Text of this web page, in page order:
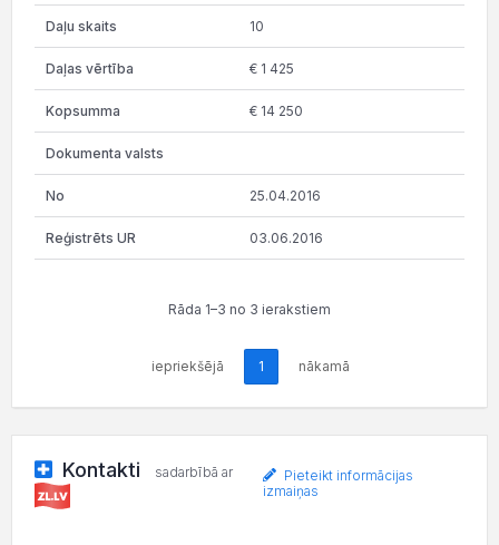
10
€ 1 425
€ 14 250
25.04.2016
03.06.2016
Rāda 1–3 no 3 ierakstiem
iepriekšējā 1 nākamā
Kontakti sadarbībā ar
Pieteikt informācijas
izmaiņas